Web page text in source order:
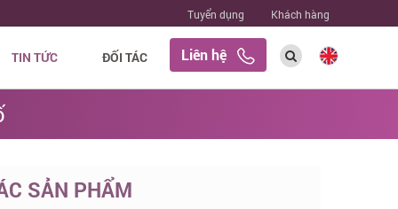
Tuyển dụng Khách hàng
TIN TỨC ĐỐI TÁC Liên hệ
SẢN PHẨM